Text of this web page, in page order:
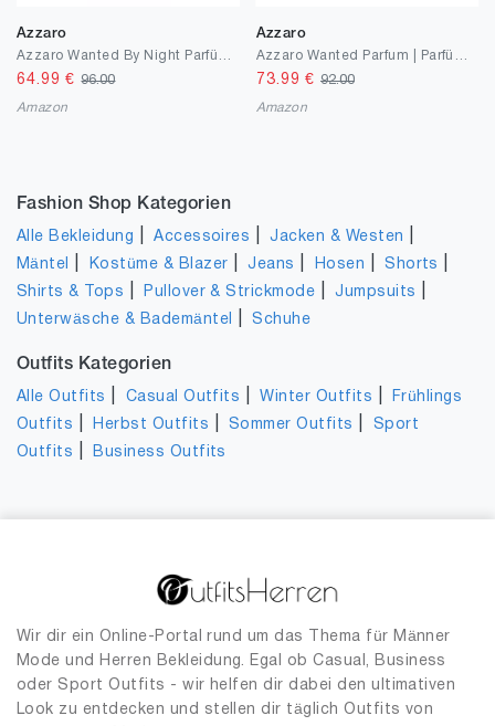
Azzaro
64.99 €96.00
Amazon
Azzaro
73.99 € 92.00
Amazon
Fashion Shop Kategorien
Alle Bekleidung |Accessoires |Jacken & Westen
Mäntel Kostüme & Blazer |Jeans Hosen |Shorts
Shirts & Tops Pullover & Strickmode |Jumpsuits
Unterwäsche & Bademäntel |Schuhe
Outfits Kategorien
Alle Outfits Casual Outfits |Winter Outfits
Frühlings
Outfits
Herbst Outfits Sommer Outfits
Sport
Outfits
Business Outfits
Wir dir ein Online-Portal rund um das Thema für Männer
Mode und Herren Bekleidung. Egal ob Casual, Business
oder Sport Outfits - wir helfen dir dabei den ultimativen
Look zu entdecken und stellen dir täglich Outfits von